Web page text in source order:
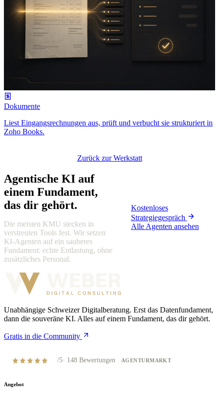
Dokumente
Liest Eingangsrechnungen aus, prüft und verbucht sie strukturiert in
Zoho Books.
Zurück zur Werkstatt
Agentische KI auf
einem Fundament,
das dir gehört.
Die meisten KMU stecken in
verstreuten Tools fest. Wir setzen
KI-Agenten auf ein sauberes
Fundament: echte Entlastung, ohne
zusätzliches Personal.
Kostenloses
Strategiegespräch
Alle Agenten ansehen
Unabhängige Schweizer Digitalberatung. Erst das Datenfundament,
dann die souveräne KI. Alles auf einem Fundament, das dir gehört.
Gratis in die Community
/5· 148 Bewertungen AGENTURMARKT
Angebot